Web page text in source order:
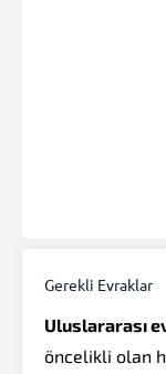
Gerekli Evraklar
Uluslararası
öncelikli olan